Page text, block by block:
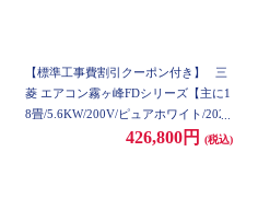
【標準工事費割引クーポン付き】
三
菱 エアコン霧ヶ峰FDシリーズ【主に1
8畳/5.6KW/200V/ピュアホワイト/2023
年モデル】★大型配送対象商品 MSZ-F
426,800円 (税込)